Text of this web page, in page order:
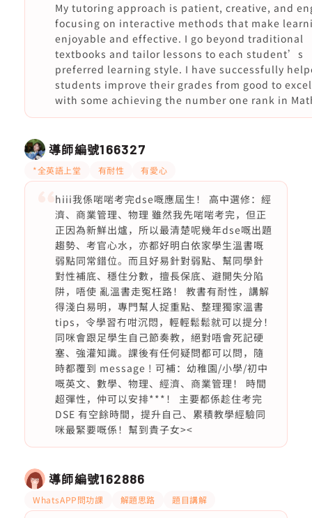
My tutoring approach is patient, creative, and
focusing on interactive methods that make
enjoyable and effective. I go beyond traditional
textbooks and tailor lessons to each student’s
preferred learning style. I have successfully
students improve their grades from good to
with some achieving the number one rank in
導師編號166327
*全英語上堂 有耐性 有愛心
hiii我係啱啱考完dse嘅應屆生！ 高中選修：經
濟、商業管理、物理 雖然我先啱啱考完，但正
正因為新鮮出爐，所以最清楚呢幾年dse嘅出題
趨勢、考官心水，亦都好明白依家學生溫書嘅
弱點同常錯位。而且好易針對弱點、幫同學針
對性補底、穩住分數，擅長保底、避開失分陷
阱，唔使 亂溫書走冤枉路！ 教書有耐性，講解
得淺白易明，專門幫人捉重點、整理獨家溫書
tips，令學習冇咁沉悶，輕輕鬆鬆就可以提分！
同咪會跟足學生自己節奏教，絕對唔會死記硬
塞、強灌知識。課後有任何疑問都可以問，隨
時都覆到 message ! 可補：幼稚園/小學/初中
嘅英文、數學、物理、經濟、商業管理！ 時間
超彈性，仲可以安排***！ 主要都係趁住考完
DSE 有空餘時間，提升自己、累積教學經驗同
咪最緊要嘅係！幫到貴子女><
導師編號162886
WhatsAPP問功課 解題思路 題目講解